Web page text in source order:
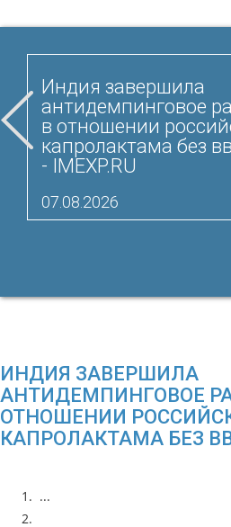
Индия завершила
антидемпинговое
в отношении
капролактама без
- IMEXP.RU
07.08.2026
ИНДИЯ ЗАВЕРШИЛА
АНТИДЕМПИНГОВОЕ
ОТНОШЕНИИ
КАПРОЛАКТАМА БЕЗ
...